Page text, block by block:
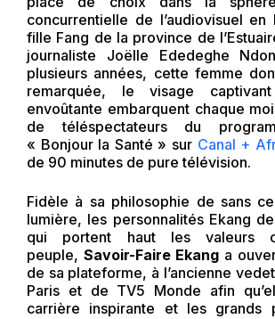
concurrentielle de l’audiovisuel en
fille Fang de la province de
journaliste Joëlle Ededeghe
plusieurs années, cette femme
remarquée, le visage
envoûtante embarquent chaque
de téléspectateurs du
« Bonjour la Santé » sur Canal +
de 90 minutes de pure télévision.
Fidèle à sa philosophie de sans
lumière, les personnalités Ekang
qui portent haut les valeurs
peuple, Savoir-Faire Ekang a
de sa plateforme, à l’ancienne
Paris et de TV5 Monde afin
carrière inspirante et les grands